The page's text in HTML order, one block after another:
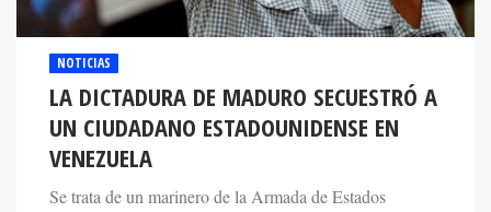
NOTICIAS
LA DICTADURA DE MADURO SECUESTRÓ A
UN CIUDADANO ESTADOUNIDENSE EN
VENEZUELA
Se trata de un marinero de la Armada de Estados